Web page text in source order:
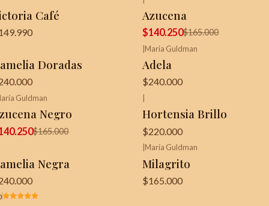
Café
-15%
Azucena
$140.250$165.000
Doradas
Maria Guldman
Adela
$240.000
Guldman
Negro
$165.000
Hortensia Brillo
$220.000
Negra
María Guldman
Milagrito
$165.000